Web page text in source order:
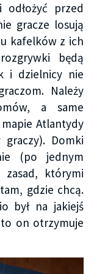
przed
gracze losują
kafelków z ich
będą
i dzielnicy nie
Należy
a same
Atlantydy
Domki
(po jednym
którymi
gdzie chcą.
był na jakiejś
on otrzymuje